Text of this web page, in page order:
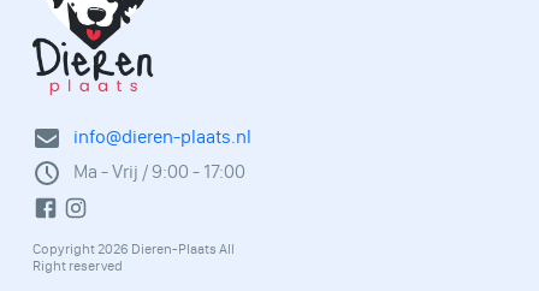
info@dieren-plaats.nl
Ma - Vrij / 9:00 - 17:00
Copyright 2026 Dieren-Plaats All
Right reserved